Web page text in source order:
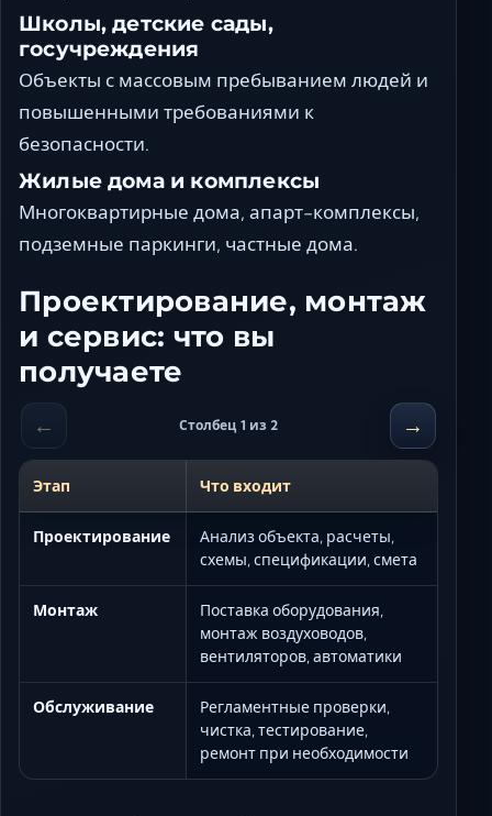
Школы, детские сады,
госучреждения
Объекты с массовым пребыванием людей и
повышенными требованиями к
безопасности.
Жилые дома и комплексы
Многоквартирные дома, апарт-комплексы,
подземные паркинги, частные дома.
Проектирование, монтаж
и сервис: что вы
получаете
← Столбец 1 из 2 →
Этап Что входит
Проектирование
Анализ объекта, расчеты,
схемы, спецификации, смета
Монтаж
Поставка оборудования,
монтаж воздуховодов,
вентиляторов, автоматики
Обслуживание
Регламентные проверки,
чистка, тестирование,
ремонт при необходимости